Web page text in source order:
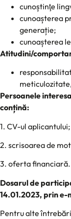
cunoștinţe
cunoașterea
generație;
cunoașterea
Atitudini/
Persoanele
conțină:
1. CV-ul aplicantului;
2. scrisoarea de
3. oferta financiară.
Dosarul de
14.01.2023, prin e-
Pentru alte